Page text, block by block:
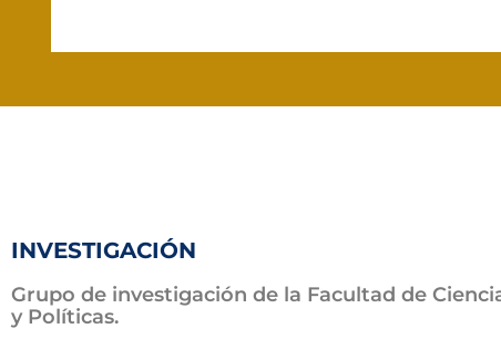
INVESTIGACIÓN
Grupo de investigación de la Facultad de
y Políticas.